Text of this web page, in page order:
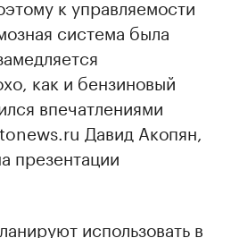
к управляемости
система была
как и бензиновый
впечатлениями
Давид Акопян,
презентации
использовать в